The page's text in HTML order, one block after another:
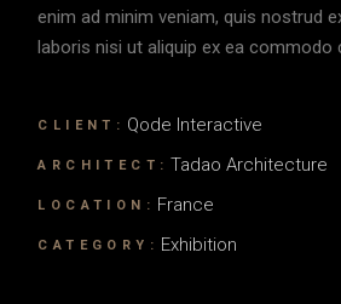
enim ad minim veniam, quis nostrud
laboris nisi ut aliquip ex ea commodo
CLIENT: Qode Interactive
ARCHITECT: Tadao Architecture
LOCATION: France
CATEGORY: Exhibition